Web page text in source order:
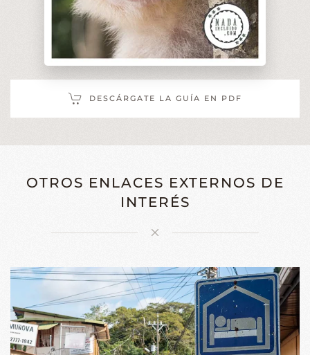
DESCÁRGATE LA GUÍA EN PDF
OTROS ENLACES EXTERNOS DE
INTERÉS